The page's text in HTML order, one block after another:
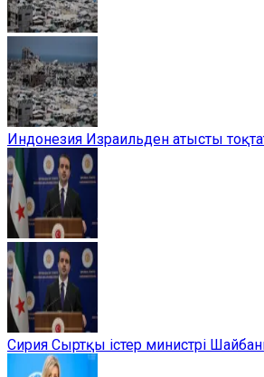
Индонезия Израильден атысты
Сирия Сыртқы істер министрі